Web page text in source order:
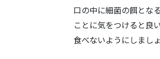
口の中に細菌の餌とな
ことに気をつけると良
食べないようにしましょ